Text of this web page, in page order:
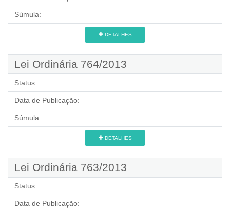
Súmula:
DETALHES
Lei Ordinária 764/2013
Status:
Data de Publicação:
Súmula:
DETALHES
Lei Ordinária 763/2013
Status:
Data de Publicação: